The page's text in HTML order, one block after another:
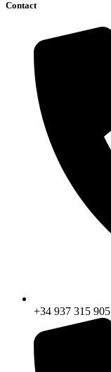
Contact
+34 937 315 905